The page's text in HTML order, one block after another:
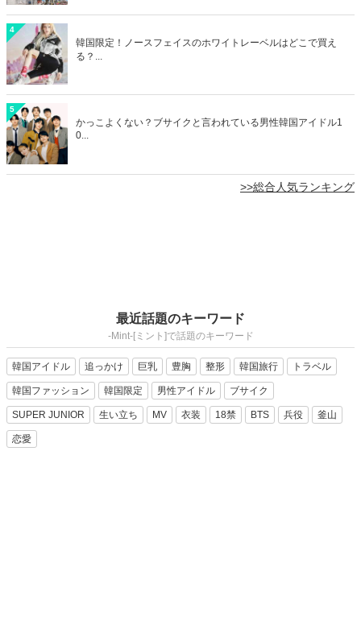
4
韓国限定！ノースフェイスのホワイトレーベルはどこで買え
る？...
5
かっこよくない？ブサイクと言われている男性韓国アイドル1
0...
>>総合人気ランキング
最近話題のキーワード
-Mint-[ミント]で話題のキーワード
韓国アイドル 追っかけ 巨乳 豊胸 整形 韓国旅行 トラベル
韓国ファッション 韓国限定 男性アイドル ブサイク
SUPER JUNIOR 生い立ち MV 衣装 18禁 BTS 兵役 釜山
恋愛